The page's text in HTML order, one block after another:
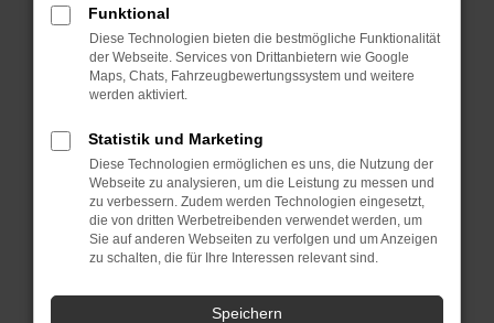
anderen Browser oder in einem privaten
Fenster?
Starte dein Gerät neu.
Das kann manchmal helfen, vorübergehende
Stelle sicher, dass dein Browser und dein
Betriebssystem auf dem neuesten Stand
sind.
Veraltete Software birgt nicht nur ein
Sicherheitsrisiko, sondern kann auch dazu
unterstützt werden.
Funktional
Diese Technologien bieten die bestmögliche Funktionalität
der Webseite. Services von Drittanbietern wie Google
Maps, Chats, Fahrzeugbewertungssystem und weitere
werden aktiviert.
Statistik und Marketing
Diese Technologien ermöglichen es uns, die Nutzung der
Webseite zu analysieren, um die Leistung zu messen und
zu verbessern. Zudem werden Technologien eingesetzt,
die von dritten Werbetreibenden verwendet werden, um
Sie auf anderen Webseiten zu verfolgen und um Anzeigen
zu schalten, die für Ihre Interessen relevant sind.
Speichern